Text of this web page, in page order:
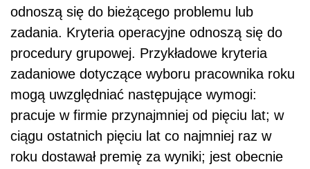
odnoszą się do bieżącego problemu lub
zadania. Kryteria operacyjne odnoszą się do
procedury grupowej. Przykładowe kryteria
zadaniowe dotyczące wyboru pracownika roku
mogą uwzględniać następujące wymogi:
pracuje w firmie przynajmniej od pięciu lat; w
ciągu ostatnich pięciu lat co najmniej raz w
roku dostawał premię za wyniki; jest obecnie